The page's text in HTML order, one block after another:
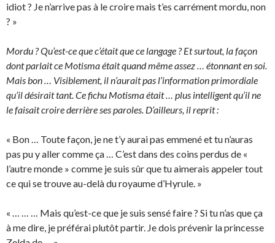
idiot ? Je n’arrive pas à le croire mais t’es carrément mordu, non
? »
Mordu ? Qu’est-ce que c’était que ce langage ? Et surtout, la façon
dont parlait ce Motisma était quand même assez … étonnant en soi.
Mais bon … Visiblement, il n’aurait pas l’information primordiale
qu’il désirait tant. Ce fichu Motisma était … plus intelligent qu’il ne
le faisait croire derrière ses paroles. D’ailleurs, il reprit :
« Bon … Toute façon, je ne t’y aurai pas emmené et tu n’auras
pas pu y aller comme ça … C’est dans des coins perdus de «
l’autre monde » comme je suis sûr que tu aimerais appeler tout
ce qui se trouve au-delà du royaume d’Hyrule. »
« … … … Mais qu’est-ce que je suis sensé faire ? Si tu n’as que ça
à me dire, je préférai plutôt partir. Je dois prévenir la princesse